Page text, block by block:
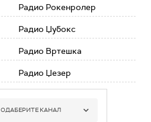
Радио Рокенролер
Радио Џубокс
Радио Вртешка
Радио Џезер
ОДАБЕРИТЕ КАНАЛ